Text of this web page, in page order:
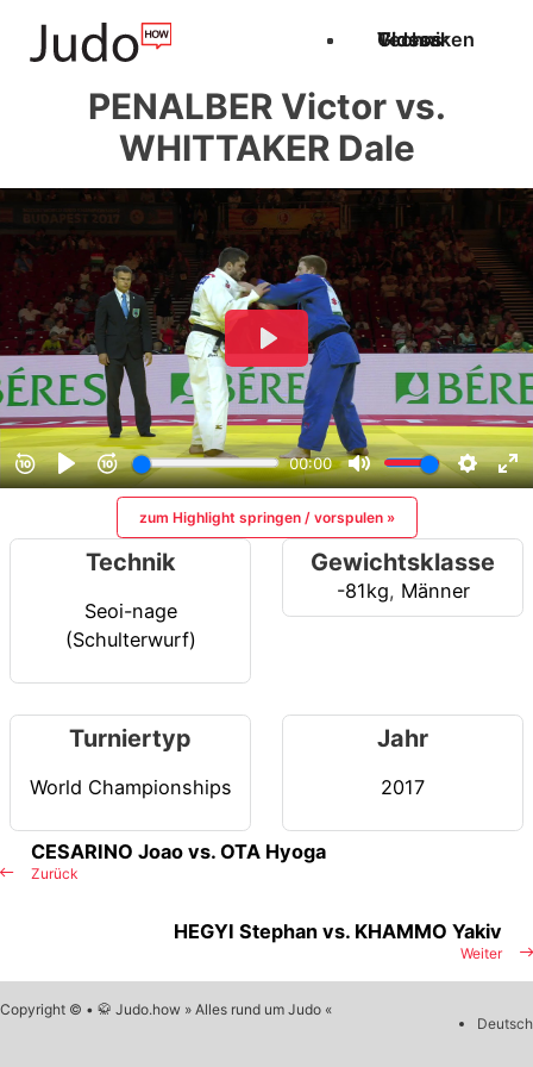
Techniken
Videos
Glossar
PENALBER Victor vs.
WHITTAKER Dale
zum Highlight springen / vorspulen »
Technik
Seoi-nage
(Schulterwurf)
Gewichtsklasse
-81kg, Männer
Turniertyp
World Championships
Jahr
2017
Zurück
CESARINO Joao vs. OTA Hyoga
Weiter
HEGYI Stephan vs. KHAMMO Yakiv
Copyright © • 🥋 Judo.how » Alles rund um Judo «
Deutsch